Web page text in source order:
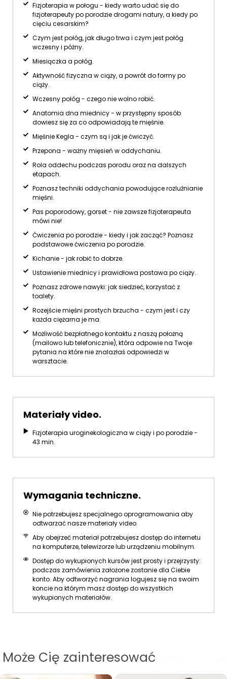
Fizjoterapia w połogu - kiedy warto udać się do
fizjoterapeuty po porodzie drogami natury, a kiedy po
cięciu cesarskim?
Czym jest połóg, jak długo trwa i czym jest połóg
wczesny i późny.
Miesiączka a połóg.
Aktywność fizyczna w ciąży, a powrót do formy po
ciąży.
Wczesny połóg - czego nie wolno robić.
Anatomia dna miednicy - w przystępny sposób
dowiesz się za co odpowiadają te mięśnie.
Mięśnie Kegla - czym są i jak je ćwiczyć.
Przepona - ważny mięsień w oddychaniu.
Rola oddechu podczas porodu oraz na dalszych
etapach.
Poznasz techniki oddychania powodujące rozluźnianie
mięśni.
Pas poporodowy, gorset - nie zawsze fizjoterapeuta
mówi nie!
Ćwiczenia po porodzie - kiedy i jak zacząć? Poznasz
podstawowe ćwiczenia po porodzie.
Kichanie - jak robić to dobrze.
Ustawienie miednicy i prawidłowa postawa po ciąży.
Poznasz zdrowe nawyki: jak siedzieć, korzystać z
toalety.
Rozejście mięśni prostych brzucha - czym jest i czy
każda ciężarna je ma.
Możliwość bezpłatnego kontaktu z naszą położną
(mailowo lub telefonicznie), która odpowie na Twoje
pytania na które nie znalazłaś odpowiedzi w
warsztacie.
Materiały video.
Fizjoterapia uroginekologiczna w ciąży i po porodzie -
43 min.
Wymagania techniczne.
Nie potrzebujesz specjalnego oprogramowania aby
odtwarzać nasze materiały video.
Aby obejrzeć materiał potrzebujesz dostęp do internetu
na komputerze, telewizorze lub urządzeniu mobilnym.
Dostęp do wykupionych kursów jest prosty i przejrzysty:
podczas zamówienia założone zostanie dla Ciebie
konto. Aby odtworzyć nagrania logujesz się na swoim
koncie na którym masz dostęp do wszystkich
wykupionych materiałów.
Może Cię zainteresować